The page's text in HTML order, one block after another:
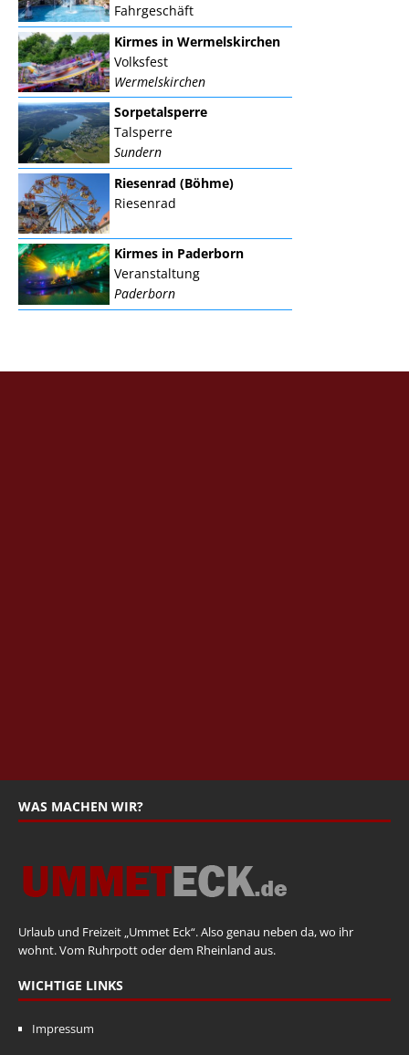
Fahrgeschäft
Kirmes in Wermelskirchen
Volksfest
Wermelskirchen
Sorpetalsperre
Talsperre
Sundern
Riesenrad (Böhme)
Riesenrad
Kirmes in Paderborn
Veranstaltung
Paderborn
WAS MACHEN WIR?
Urlaub und Freizeit „Ummet Eck“. Also genau neben da, wo ihr
wohnt. Vom Ruhrpott oder dem Rheinland aus.
WICHTIGE LINKS
Impressum